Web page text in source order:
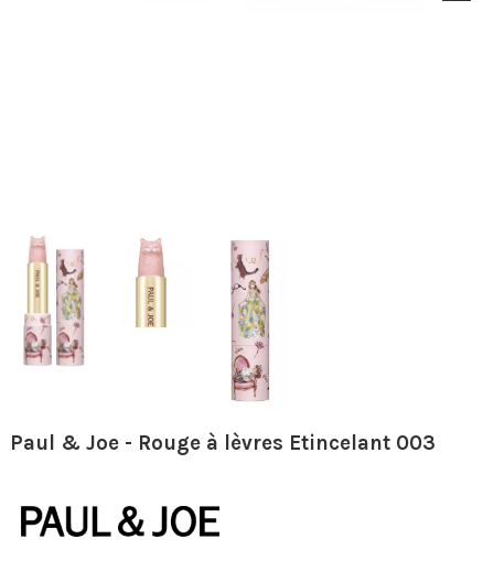
Paul & Joe - Rouge à lèvres Etincelant 003